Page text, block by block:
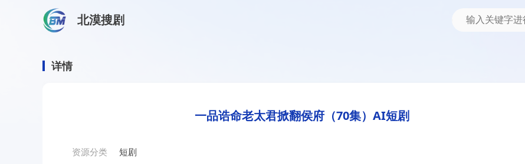
北漠搜剧
详情
一品诰命老太君掀翻侯府（70集）AI短剧
资源分类
短剧